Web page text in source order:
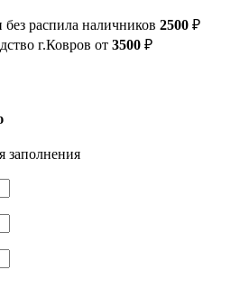
распила наличников 2500 ₽
г.Ковров от 3500 ₽
заполнения